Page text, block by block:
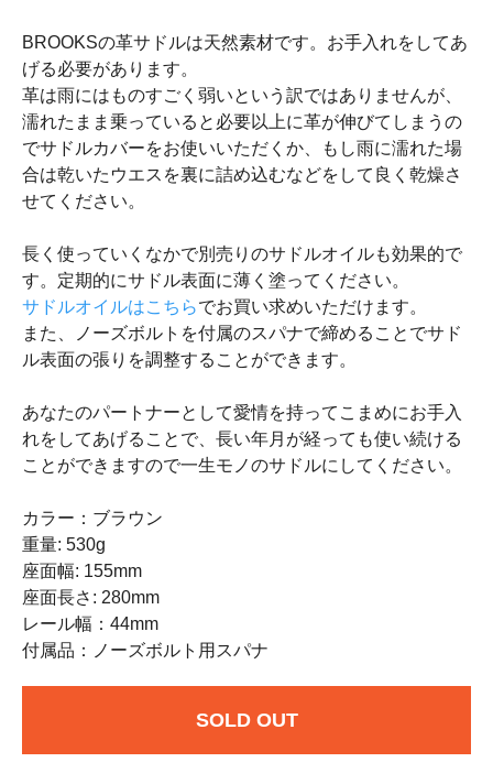
BROOKSの革サドルは天然素材です。お手入れをしてあ
げる必要があります。
革は雨にはものすごく弱いという訳ではありませんが、
濡れたまま乗っていると必要以上に革が伸びてしまうの
でサドルカバーをお使いいただくか、もし雨に濡れた場
合は乾いたウエスを裏に詰め込むなどをして良く乾燥さ
せてください。
長く使っていくなかで別売りのサドルオイルも効果的で
す。定期的にサドル表面に薄く塗ってください。
サドルオイルはこちらでお買い求めいただけます。
また、ノーズボルトを付属のスパナで締めることでサド
ル表面の張りを調整することができます。
あなたのパートナーとして愛情を持ってこまめにお手入
れをしてあげることで、長い年月が経っても使い続ける
ことができますので一生モノのサドルにしてください。
カラー：ブラウン
重量: 530g
座面幅: 155mm
座面長さ: 280mm
レール幅：44mm
付属品：ノーズボルト用スパナ
SOLD OUT